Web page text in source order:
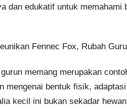
dan edukatif untuk
Fennec Fox, Rubah
memang merupakan
mengenai bentuk fisik,
kecil ini bukan sekadar